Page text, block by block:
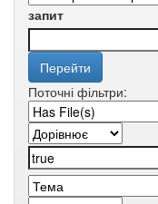
запит
Поточні фільтри: